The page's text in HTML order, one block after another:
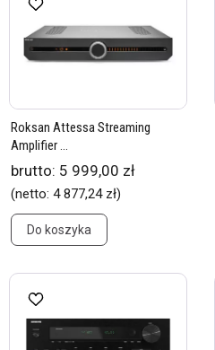
Roksan Attessa Streaming
Amplifier ...
brutto: 5 999,00 zł
(netto: 4 877,24 zł)
Do koszyka